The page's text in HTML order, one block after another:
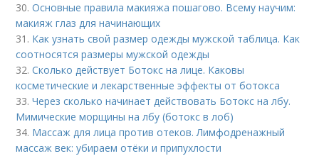
30.Основные правила макияжа пошагово. Всему научим:
макияж глаз для начинающих
31. Как узнать свой размер одежды мужской таблица. Как
соотносятся размеры мужской одежды
32.Сколько действует Ботокс на лице. Каковы
косметические и лекарственные эффекты от ботокса
33.Через сколько начинает действовать Ботокс на лбу.
Мимические морщины на лбу (ботокс в лоб)
34. Массаж для лица против отеков. Лимфодренажный
массаж век: убираем отёки и припухлости